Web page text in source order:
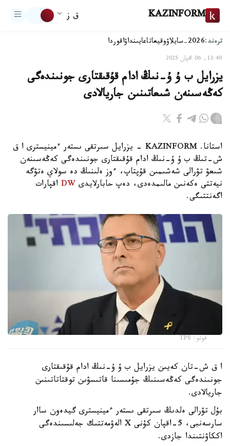
KAZINFORM ق ز
ترەند:2026-سايلاۋ وقيعاتاعايىنداۋاقوردا
13:40, 06 اقپان 2025
يزرايل ب ۇ ۇ-نىڭ ادام قۇقىقتارى جونىندەگى
كەڭەسىنەن شىعاتىنىن جاريالادى
استانا. KAZINFORM - يزرايل سىرتقى ىستەر ءمينيسترى ا ق
ش-تىڭ ب ۇ ۇ-نىڭ ادام قۇقىقتارى جونىندەگى كەڭەسىنەن
شىعۋ تۋرالى شەشىمىن قۇپتاپ، ءوز ەلىنىڭ دە سولاي ەتۋگە
نيەتتى ەكەنىن مالىمدەدى، دەپ حابارلايدى DW اقپارات
اگەنتتىگى.
فوتو: TPS
ا ق ش-تان كەيىن يزرايل ب ۇ ۇ-نىڭ ادام قۇقىقتارى
جونىندەگى كەڭەسىنىڭ جۇمىسىنا قاتىسۋىن توقتاتاتىنىن
جاريالادى.
بۇل تۋرالى ەلدىڭ سىرتقى ىستەر ءمينيسترى گيدەون ساار
سارسەنبى، 5-اقپان كۇنى X الەۋمەتتىك جەلىسىندەگى
اككاۋنتىندا جازدى.